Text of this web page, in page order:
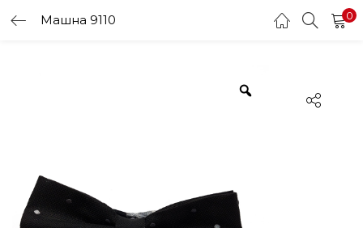
Машна 9110 0
LOGIN
Enter your username and password to login.
Remember me